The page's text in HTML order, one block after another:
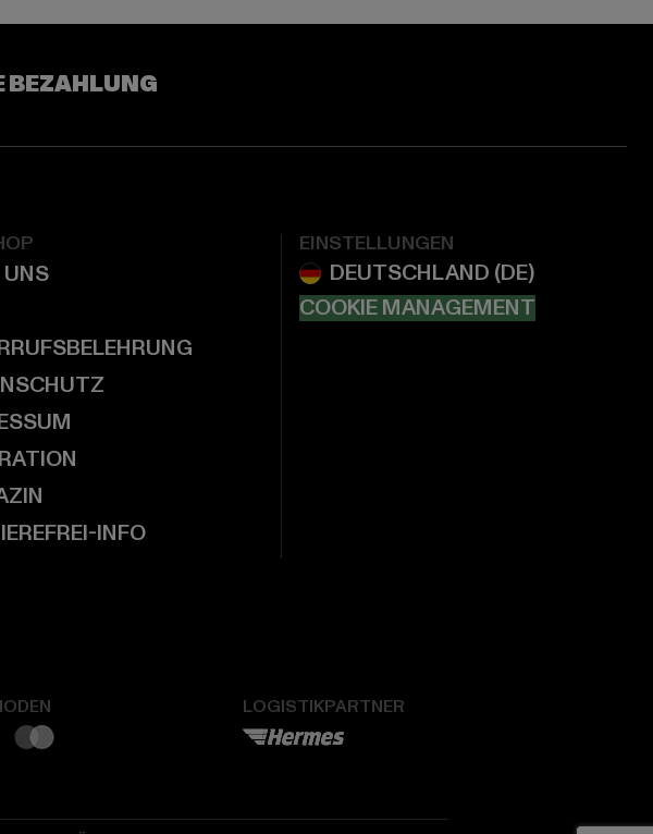
BEZAHLUNG
UNS
INFO
EINSTELLUNGEN
COOKIE MANAGEMENT
LOGISTIKPARTNER